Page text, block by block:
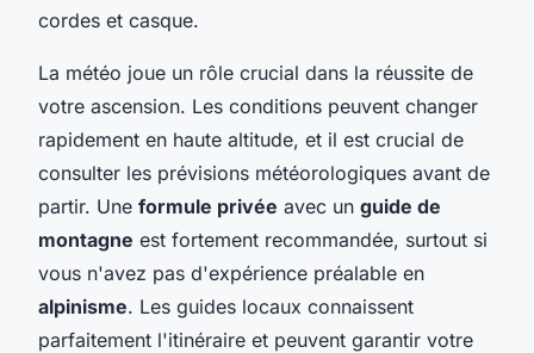
cordes et casque.
La météo joue un rôle crucial dans la réussite de
votre ascension. Les conditions peuvent changer
rapidement en haute altitude, et il est crucial de
consulter les prévisions météorologiques avant de
partir. Une formule privée avec un guide de
montagne est fortement recommandée, surtout si
vous n'avez pas d'expérience préalable en
alpinisme. Les guides locaux connaissent
parfaitement l'itinéraire et peuvent garantir votre